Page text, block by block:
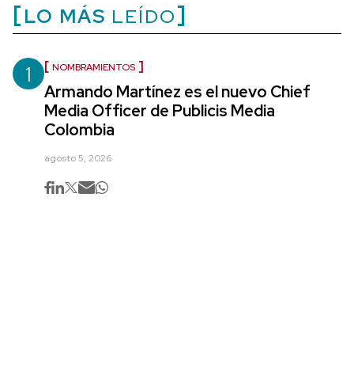
LO MÁS LEÍDO
1 NOMBRAMIENTOS
Armando Martínez es el nuevo Chief
Media Officer de Publicis Media
Colombia
agosto 5, 2026